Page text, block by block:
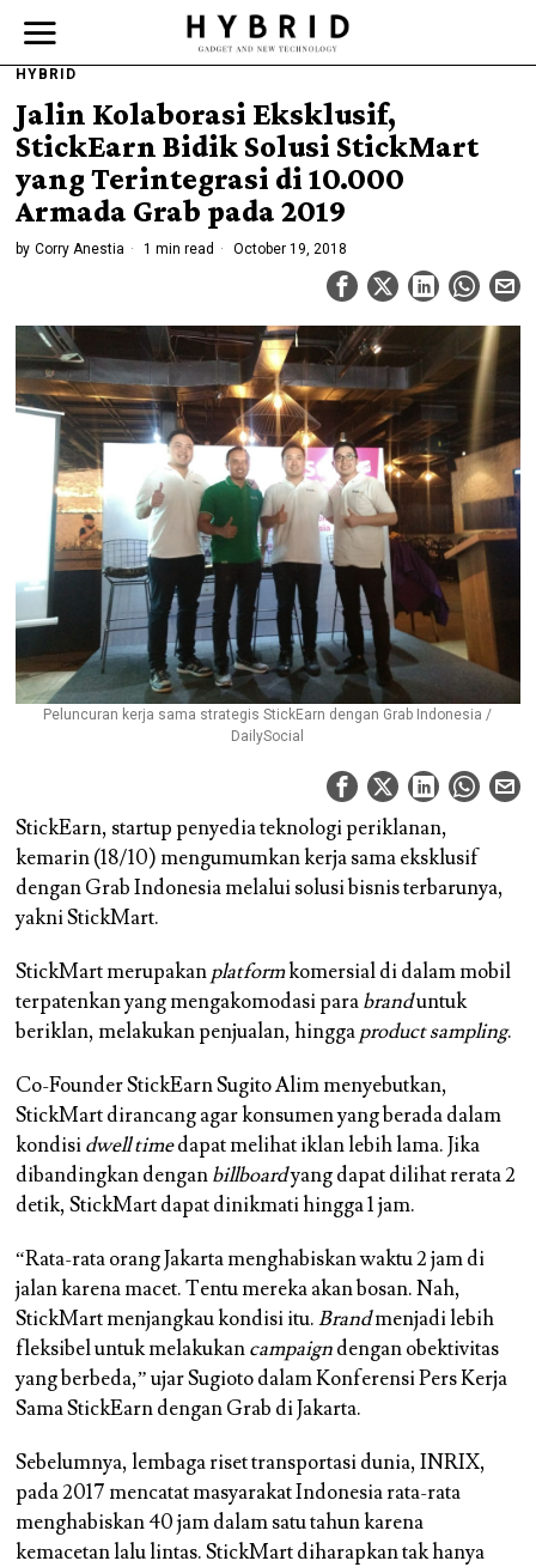
HYBRID
Jalin Kolaborasi Eksklusif,
StickEarn Bidik Solusi StickMart
yang Terintegrasi di 10.000
Armada Grab pada 2019
by Corry Anestia 1 min read October 19, 2018
Peluncuran kerja sama strategis StickEarn dengan Grab Indonesia /
DailySocial
StickEarn, startup penyedia teknologi periklanan,
kemarin (18/10) mengumumkan kerja sama eksklusif
dengan Grab Indonesia melalui solusi bisnis terbarunya,
yakni StickMart.
StickMart merupakanplatformkomersial di dalam mobil
terpatenkan yang mengakomodasi parabranduntuk
beriklan, melakukan penjualan, hinggaproduct sampling.
Co-Founder StickEarn Sugito Alim menyebutkan,
StickMart dirancang agar konsumen yang berada dalam
kondisidwell timedapat melihat iklan lebih lama. Jika
dibandingkan denganbillboardyang dapat dilihat rerata 2
detik, StickMart dapat dinikmati hingga 1 jam.
“Rata-rata orang Jakarta menghabiskan waktu 2 jam di
jalan karena macet. Tentu mereka akan bosan. Nah,
StickMart menjangkau kondisi itu.Brandmenjadi lebih
fleksibel untuk melakukancampaigndengan obektivitas
yang berbeda,” ujar Sugioto dalam Konferensi Pers Kerja
Sama StickEarn dengan Grab di Jakarta.
Sebelumnya, lembaga riset transportasi dunia, INRIX,
pada 2017 mencatat masyarakat Indonesia rata-rata
menghabiskan 40 jam dalam satu tahun karena
kemacetan lalu lintas. StickMart diharapkan tak hanya